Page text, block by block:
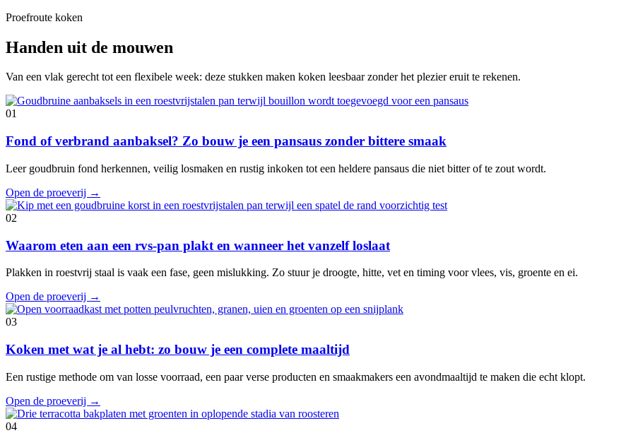
Proefroute koken
Handen uit de mouwen
Van een vlak gerecht tot een flexibele week: deze stukken maken koken leesbaar zonder het plezier eruit te rekenen.
01
Fond of verbrand aanbaksel? Zo bouw je een pansaus zonder bittere smaak
Leer goudbruin fond herkennen, veilig losmaken en rustig inkoken tot een heldere pansaus die niet bitter of te zout wordt.
Open de proeverij →
02
Waarom eten aan een rvs-pan plakt en wanneer het vanzelf loslaat
Plakken in roestvrij staal is vaak een fase, geen mislukking. Zo stuur je droogte, hitte, vet en timing voor vlees, vis, groente en ei.
Open de proeverij →
03
Koken met wat je al hebt: zo bouw je een complete maaltijd
Een rustige methode om van losse voorraad, een paar verse producten en smaakmakers een avondmaaltijd te maken die echt klopt.
Open de proeverij →
04